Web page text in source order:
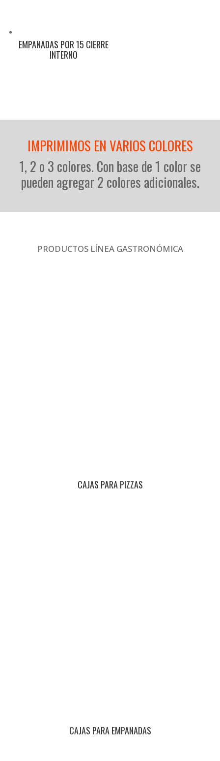
EMPANADAS POR 15 CIERRE
INTERNO
IMPRIMIMOS EN VARIOS COLORES
1, 2 o 3 colores. Con base de 1 color se
pueden agregar 2 colores adicionales.
PRODUCTOS LÍNEA GASTRONÓMICA
CAJAS PARA PIZZAS
CAJAS PARA EMPANADAS